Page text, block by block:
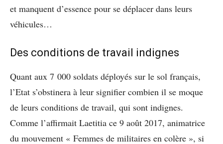
et manquent d’essence pour se déplacer dans leurs
véhicules…
Des conditions de travail indignes
Quant aux 7 000 soldats déployés sur le sol français,
l’Etat s’obstinera à leur signifier combien il se moque
de leurs conditions de travail, qui sont indignes.
Comme l’affirmait Laetitia ce 9 août 2017, animatrice
du mouvement « Femmes de militaires en colère », si